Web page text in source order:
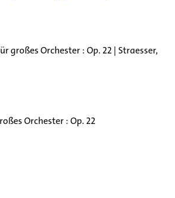
großes Orchester : Op. 22 | Straesser,
Orchester : Op. 22